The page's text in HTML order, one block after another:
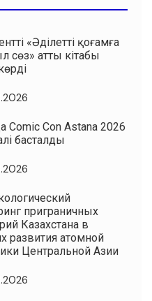
«Әділетті қоғамға
атты кітабы
Comic Con Astana 2026
басталды
приграничных
Казахстана в
развития атомной
Центральной Азии